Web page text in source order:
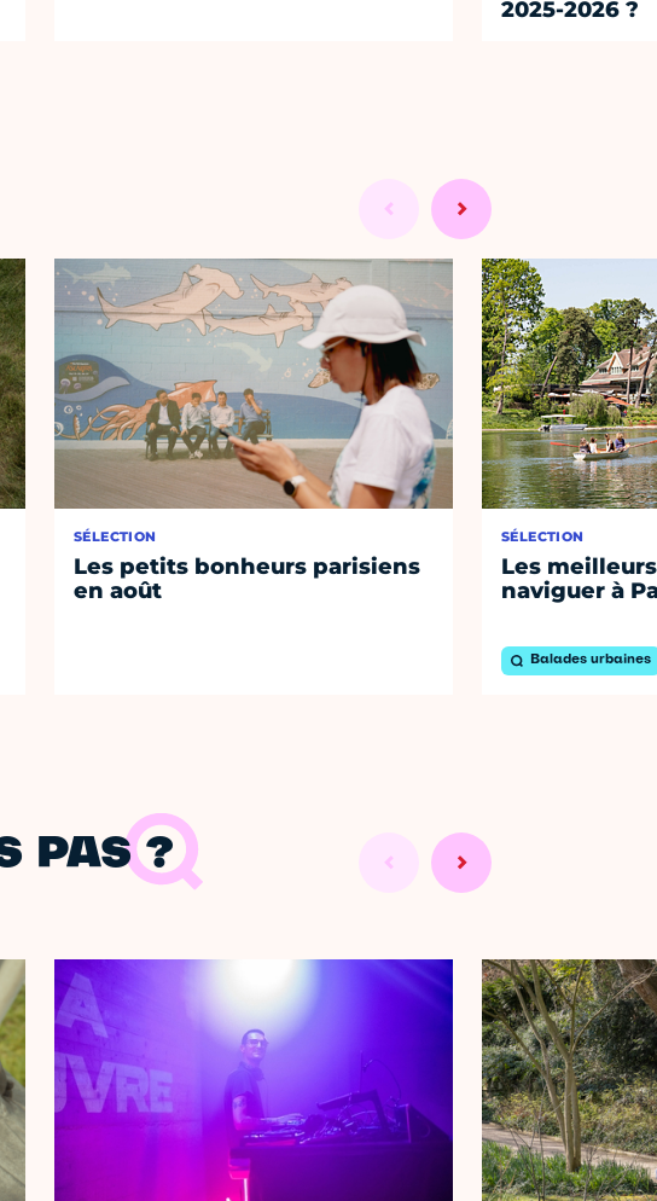
2025-2026 ?
SÉLECTION
Les petits bonheurs parisiens
en août
SÉLECTION
Les
naviguer à
Balades urbaines
PAS ?